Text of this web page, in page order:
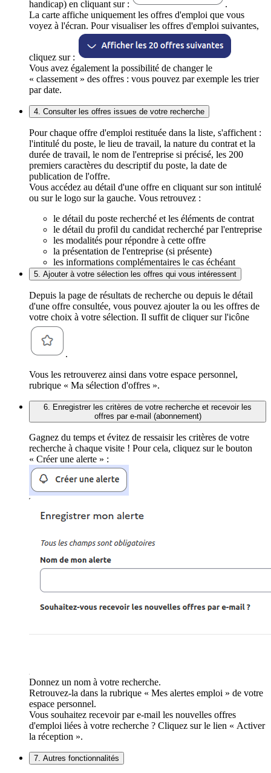
handicap) en cliquant sur :
.
La carte affiche uniquement les offres d'emploi que vous
voyez à l'écran. Pour visualiser les offres d'emploi suivantes,
cliquez sur :
Vous avez également la possibilité de changer le
« classement » des offres : vous pouvez par exemple les trier
par date.
4. Consulter les offres issues de votre recherche
Pour chaque offre d'emploi restituée dans la liste, s'affichent :
l'intitulé du poste, le lieu de travail, la nature du contrat et la
durée de travail, le nom de l'entreprise si précisé, les 200
premiers caractères du descriptif du poste, la date de
publication de l'offre.
Vous accédez au détail d'une offre en cliquant sur son intitulé
ou sur le logo sur la gauche. Vous retrouvez :
le détail du poste recherché et les éléments de contrat
le détail du profil du candidat recherché par l'entreprise
les modalités pour répondre à cette offre
la présentation de l'entreprise (si présente)
les informations complémentaires le cas échéant
5. Ajouter à votre sélection les offres qui vous intéressent
Depuis la page de résultats de recherche ou depuis le détail
d'une offre consultée, vous pouvez ajouter la ou les offres de
votre choix à votre sélection. Il suffit de cliquer sur l'icône
.
Vous les retrouverez ainsi dans votre espace personnel,
rubrique « Ma sélection d'offres ».
6. Enregistrer les critères de votre recherche et recevoir les
offres par e-mail (abonnement)
Gagnez du temps et évitez de ressaisir les critères de votre
recherche à chaque visite ! Pour cela, cliquez sur le bouton
« Créer une alerte » :
Donnez un nom à votre recherche.
Retrouvez-la dans la rubrique « Mes alertes emploi » de votre
espace personnel.
Vous souhaitez recevoir par e-mail les nouvelles offres
d'emploi liées à votre recherche ? Cliquez sur le lien « Activer
la réception ».
7. Autres fonctionnalités